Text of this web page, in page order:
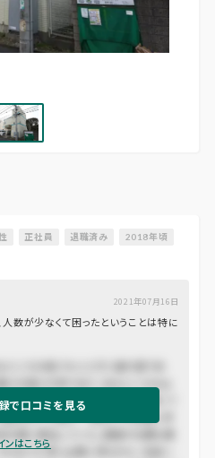
正社員 退職済み 2018年頃
2021年07月16日
数が少なくて困ったということは特に
で口コミを見る
ンはこちら
筋の街道はこの深い森林地帯を貫いて
のまにか深い山間に埋もれた。名高い